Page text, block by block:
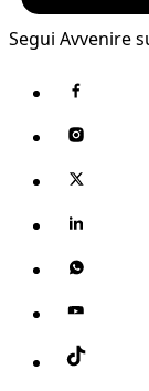
Segui Avvenire